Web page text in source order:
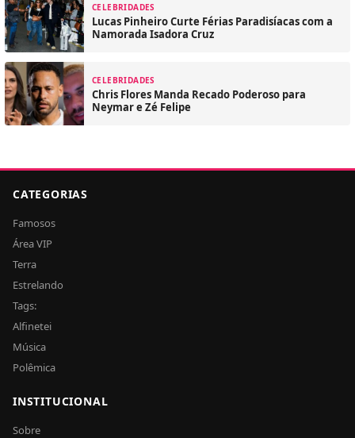
CELEBRIDADES
Lucas Pinheiro Curte Férias Paradisíacas com a
Namorada Isadora Cruz
CELEBRIDADES
Chris Flores Manda Recado Poderoso para
Neymar e Zé Felipe
CATEGORIAS
Famosos
Área VIP
Terra
Estrelando
Tags:
Alfinetei
Música
Polêmica
INSTITUCIONAL
Sobre